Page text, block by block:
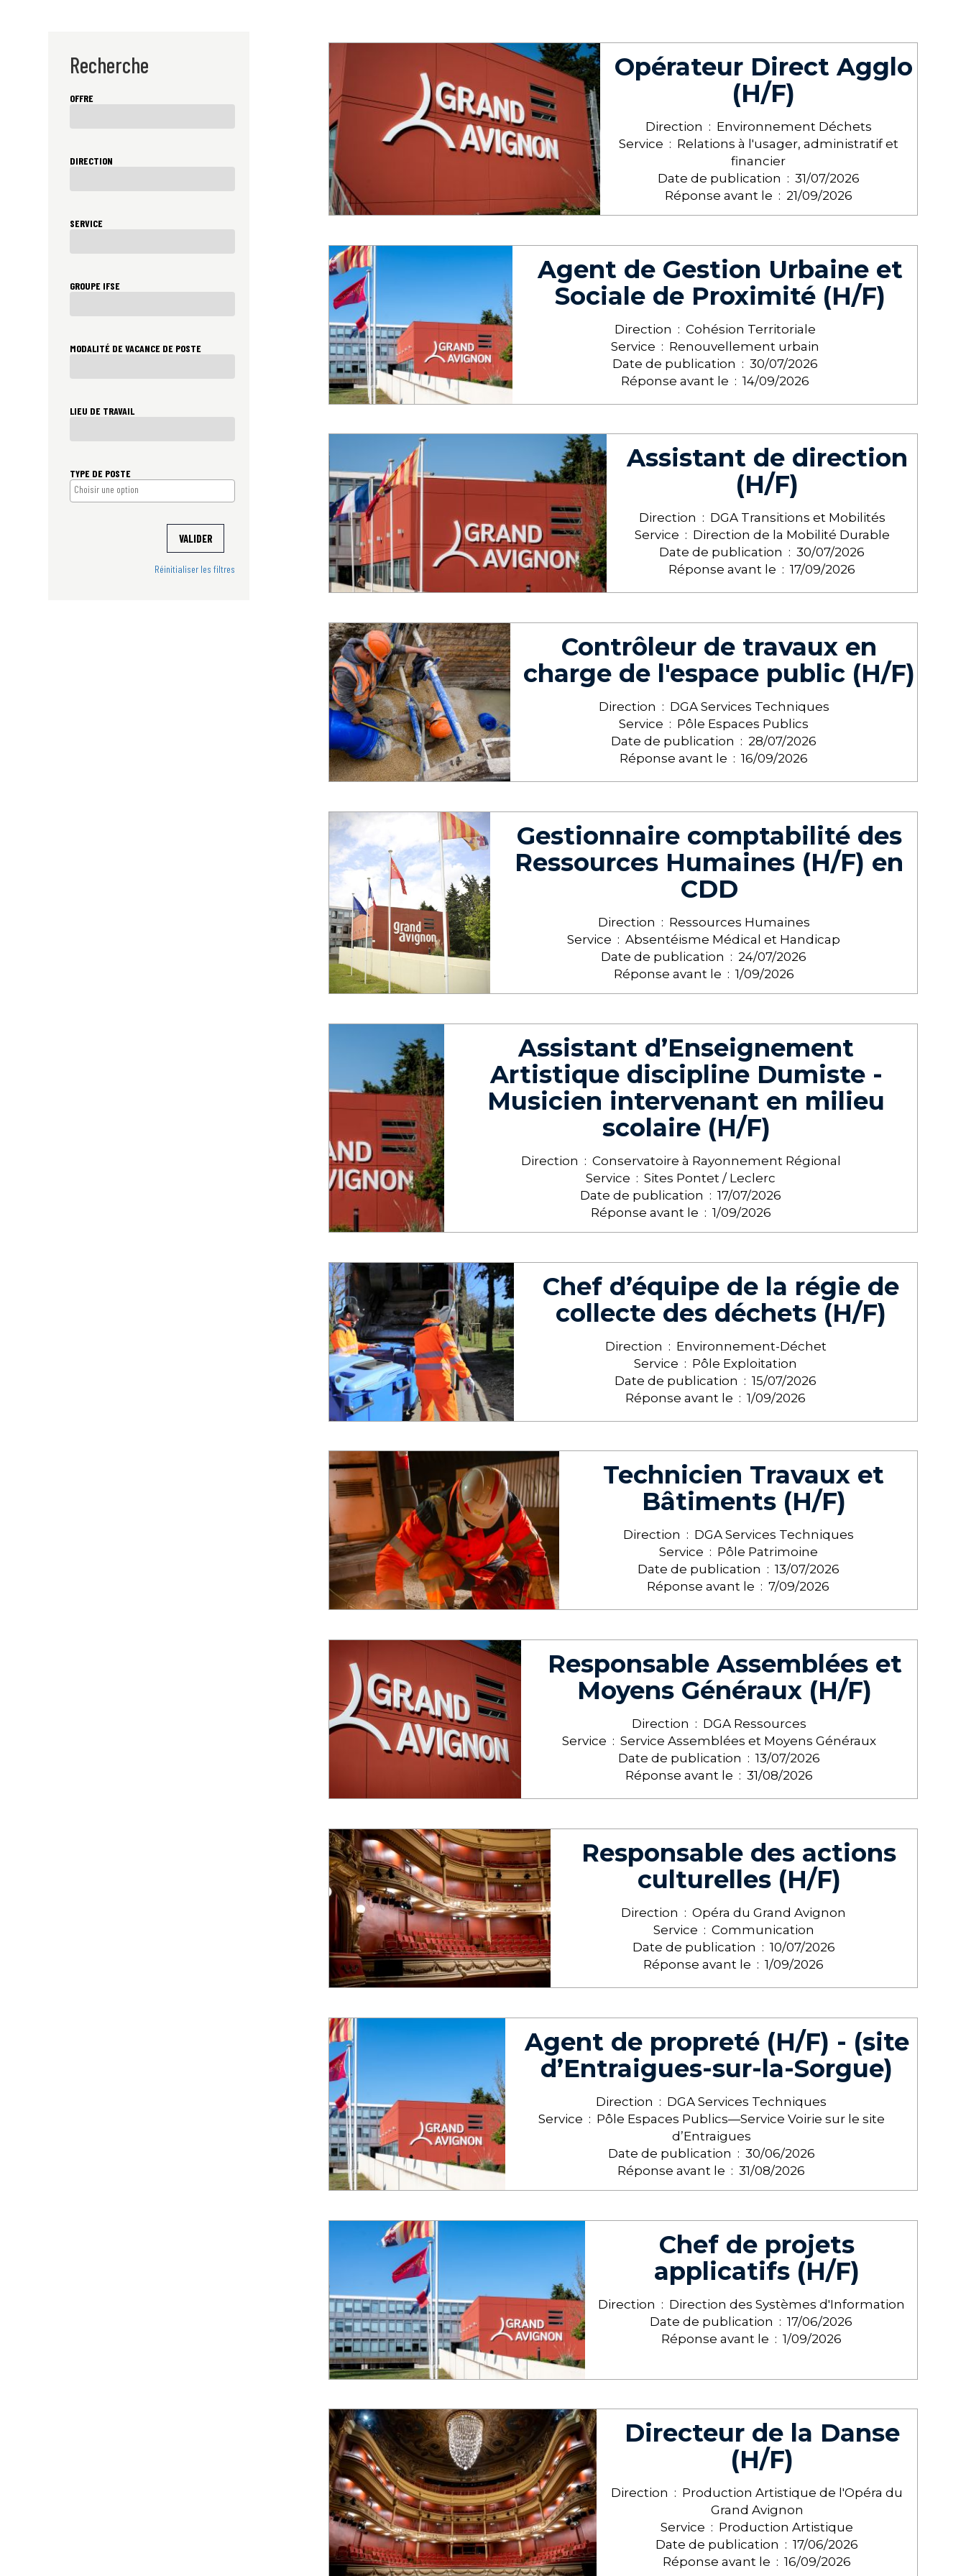
Recherche
OFFRE
DIRECTION
SERVICE
GROUPE IFSE
MODALITÉ DE VACANCE DE POSTE
LIEU DE TRAVAIL
TYPE DE POSTE
VALIDER
Réinitialiser les filtres
Opérateur Direct Agglo
(H/F)
Direction : Environnement Déchets
Service : Relations à l'usager, administratif et
financier
Date de publication : 31/07/2026
Réponse avant le : 21/09/2026
Agent de Gestion Urbaine et
Sociale de Proximité (H/F)
Direction : Cohésion Territoriale
Service : Renouvellement urbain
Date de publication : 30/07/2026
Réponse avant le : 14/09/2026
Assistant de direction
(H/F)
Direction : DGA Transitions et Mobilités
Service : Direction de la Mobilité Durable
Date de publication : 30/07/2026
Réponse avant le : 17/09/2026
Contrôleur de travaux en
charge de l'espace public (H/F)
Direction : DGA Services Techniques
Service : Pôle Espaces Publics
Date de publication : 28/07/2026
Réponse avant le : 16/09/2026
Gestionnaire comptabilité des
Ressources Humaines (H/F) en
CDD
Direction : Ressources Humaines
Service : Absentéisme Médical et Handicap
Date de publication : 24/07/2026
Réponse avant le : 1/09/2026
Assistant d’Enseignement
Artistique discipline Dumiste -
Musicien intervenant en milieu
scolaire (H/F)
Direction : Conservatoire à Rayonnement Régional
Service : Sites Pontet / Leclerc
Date de publication : 17/07/2026
Réponse avant le : 1/09/2026
Chef d’équipe de la régie de
collecte des déchets (H/F)
Direction : Environnement-Déchet
Service : Pôle Exploitation
Date de publication : 15/07/2026
Réponse avant le : 1/09/2026
Technicien Travaux et
Bâtiments (H/F)
Direction : DGA Services Techniques
Service : Pôle Patrimoine
Date de publication : 13/07/2026
Réponse avant le : 7/09/2026
Responsable Assemblées et
Moyens Généraux (H/F)
Direction : DGA Ressources
Service : Service Assemblées et Moyens Généraux
Date de publication : 13/07/2026
Réponse avant le : 31/08/2026
Responsable des actions
culturelles (H/F)
Direction : Opéra du Grand Avignon
Service : Communication
Date de publication : 10/07/2026
Réponse avant le : 1/09/2026
Agent de propreté (H/F) - (site
d’Entraigues-sur-la-Sorgue)
Direction : DGA Services Techniques
Service : Pôle Espaces Publics—Service Voirie sur le site
d’Entraigues
Date de publication : 30/06/2026
Réponse avant le : 31/08/2026
Chef de projets
applicatifs (H/F)
Direction : Direction des Systèmes d'Information
Date de publication : 17/06/2026
Réponse avant le : 1/09/2026
Directeur de la Danse
(H/F)
Direction : Production Artistique de l'Opéra du
Grand Avignon
Service : Production Artistique
Date de publication : 17/06/2026
Réponse avant le : 16/09/2026